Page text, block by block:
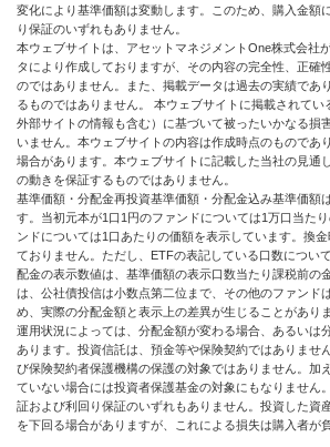
変化により基準価額は変動します。このため、購入金額
り保証のいずれもありません。
本ウェブサイトは、アセットマネジメントOne株式会社
タにより作成しておりますが、その内容の完全性、正確
のではありません。また、掲載データは過去の実績であ
るものではありません。 本ウェブサイトに掲載されてい
外部サイトの情報も含む）に基づいて被ったいかなる損
いません。本ウェブサイトの内容は作成時点のものであ
場合があります。本ウェブサイトに記載した当社の見通
の動きを保証するものではありません。
基準価額・分配金再投資基準価額・分配金込み基準価額
す。当初元本が1口1円のファンドについては1万口当た
ンドについては1口あたりの価額を表示しています。換
ておりません。ただし、ETFの表記している口数につい
配金の表示数値は、基準価額の表示口数当たり課税前の
は、公社債投信は小数点第二位まで、その他のファンド
め、実際の分配金額と表示上の差異が生じることがありま
運用状況によっては、分配金額が変わる場合、あるいは
あります。投資信託は、預金等や保険契約ではありませ
び保険契約者保護機構の保護の対象ではありません。加
ていない場合には投資者保護基金の対象にもなりません
証および利回り保証のいずれもありません。投資した資
を下回る場合がありますが、これによる損失は購入者が